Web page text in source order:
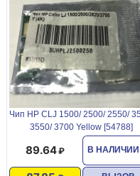
Чип HP CLJ 1500/ 2500/ 2550/
3550/ 3700 Yellow [54788]
В НАЛИЧИИ
89.64